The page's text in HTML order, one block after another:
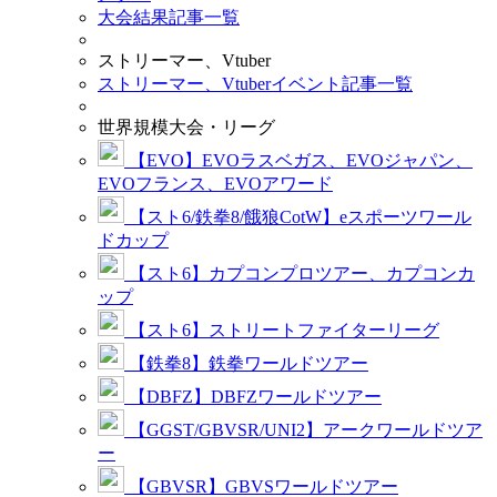
大会結果記事一覧
ストリーマー、Vtuber
ストリーマー、Vtuberイベント記事一覧
世界規模大会・リーグ
【EVO】EVOラスベガス、EVOジャパン、
EVOフランス、EVOアワード
【スト6/鉄拳8/餓狼CotW】eスポーツワール
ドカップ
【スト6】カプコンプロツアー、カプコンカ
ップ
【スト6】ストリートファイターリーグ
【鉄拳8】鉄拳ワールドツアー
【DBFZ】DBFZワールドツアー
【GGST/GBVSR/UNI2】アークワールドツア
ー
【GBVSR】GBVSワールドツアー